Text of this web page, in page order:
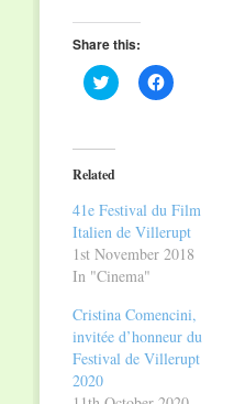
Share this:
Click
to
(Opens
in
new
Click
to
Related
41e Festival du Film
Italien de Villerupt
1st November 2018
In "Cinema"
Cristina Comencini,
invitée d’honneur du
Festival de Villerupt
2020